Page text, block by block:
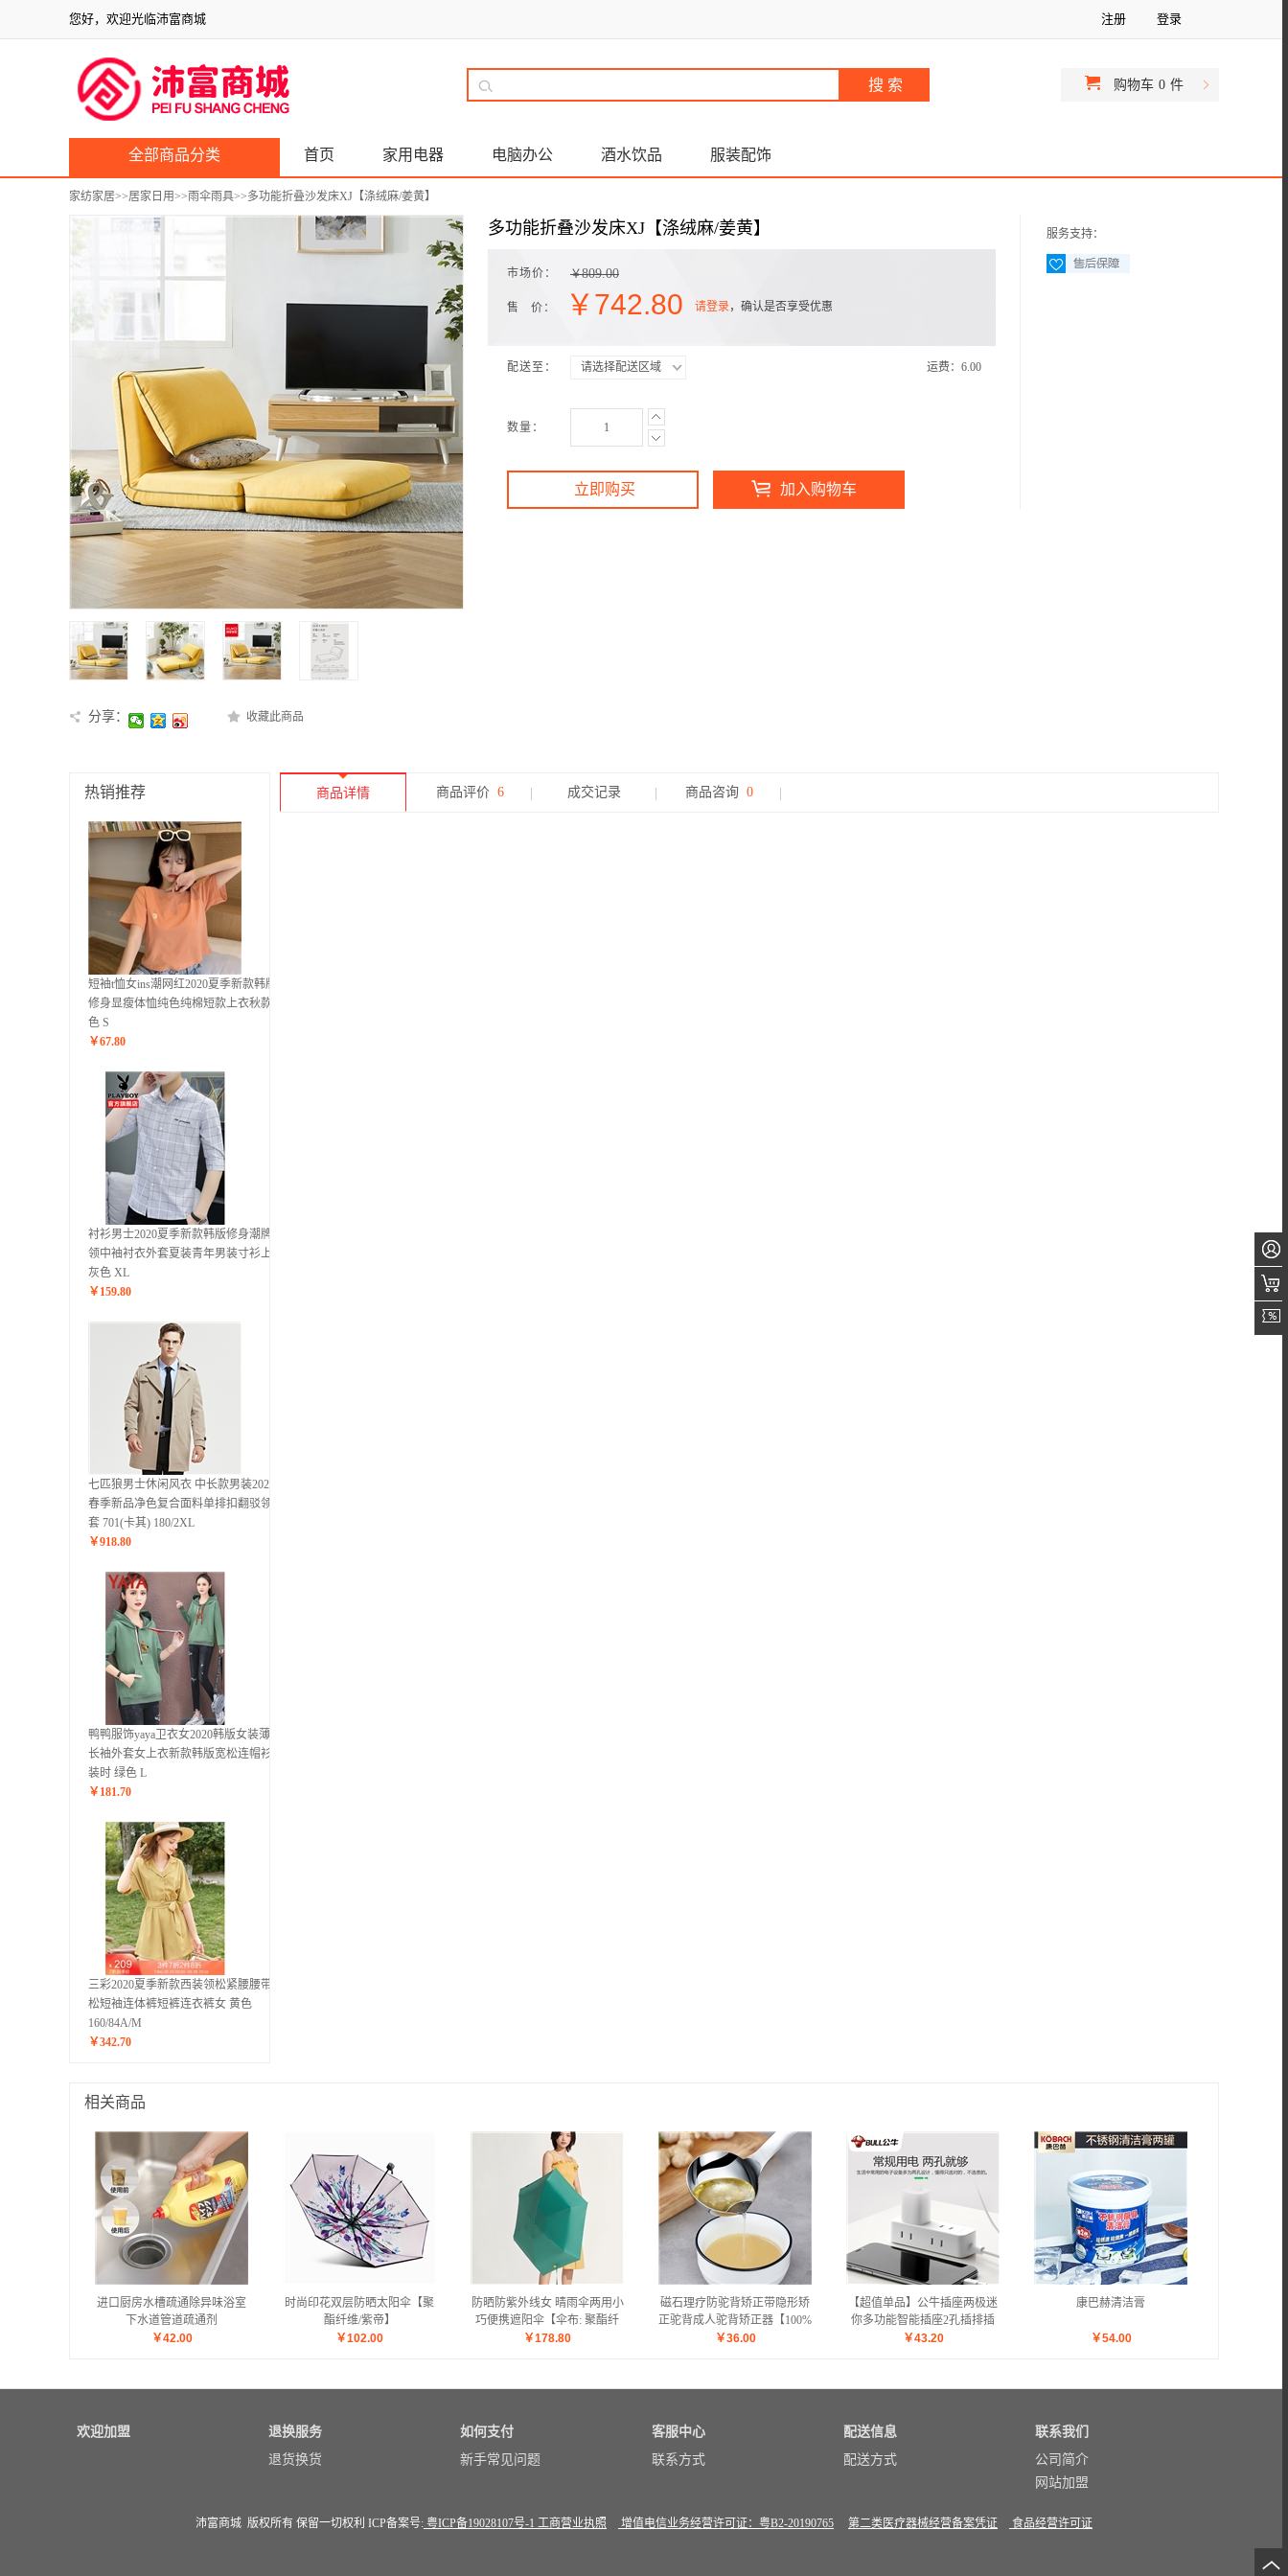
您好，欢迎光临沛富商城 注册 登录
购物车 0 件
全部商品分类 首页 家用电器 电脑办公 酒水饮品 服装配饰
家纺家居>>居家日用>>雨伞雨具>>多功能折叠沙发床XJ【涤绒麻/姜黄】
分享： 收藏此商品
多功能折叠沙发床XJ【涤绒麻/姜黄】
市场价： ￥809.00
售 价： ￥742.80 请登录，确认是否享受优惠
配送至： 请选择配送区域 运费： 6.00
数量：
立即购买 加入购物车
服务支持：
热销推荐
短袖t恤女ins潮网红2020夏季新款韩版
修身显瘦体恤纯色纯棉短款上衣秋款 橘
色 S
￥67.80
衬衫男士2020夏季新款韩版修身潮牌翻
领中袖衬衣外套夏装青年男装寸衫上衣
灰色 XL
￥ 159.80
七匹狼男士休闲风衣 中长款男装2020年
春季新品净色复合面料单排扣翻驳领外
套 701(卡其) 180/2XL
￥918.80
鸭鸭服饰yaya卫衣女2020韩版女装薄款
长袖外套女上衣新款韩版宽松连帽衫秋
装时 绿色 L
￥ 181.70
三彩2020夏季新款西装领松紧腰腰带宽
松短袖连体裤短裤连衣裤女 黄色
160/84A/M
￥342.70
商品详情 商品评价 6 成交记录 商品咨询 0
相关商品
进口厨房水槽疏通除异味浴室
下水道管道疏通剂
￥42.00
时尚印花双层防晒太阳伞【聚
酯纤维/紫帝】
￥102.00
防晒防紫外线女 晴雨伞两用小
巧便携遮阳伞【伞布: 聚酯纤
维伞杆材质: 铝合金/草青绿】
￥178.80
磁石理疗防驼背矫正带隐形矫
正驼背成人驼背矫正器【100%
聚酯纤维 磁石/粉色】
￥36.00
【超值单品】公牛插座两极迷
你多功能智能插座2孔插排插
线板插板接线板【2个装】
￥43.20
康巴赫清洁膏
￥54.00
欢迎加盟
退换服务
退货换货
如何支付
新手常见问题
客服中心
联系方式
配送信息
配送方式
联系我们
公司简介
网站加盟
沛富商城 版权所有 保留一切权利 ICP备案号: 粤ICP备19028107号-1 工商营业执照 增值电信业务经营许可证：粤B2-20190765 第二类医疗器械经营备案凭证 食品经营许可证